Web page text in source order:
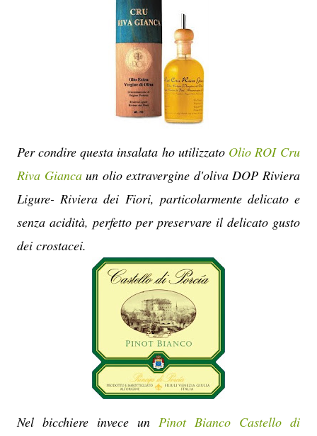
Per condire questa insalata ho utilizzato Olio ROI Cru
Riva Giancaun olio extravergine d'oliva DOP Riviera
Ligure- Riviera dei Fiori, particolarmente delicato e
senza acidità, perfetto per preservare il delicato gusto
dei crostacei.
Nel bicchiere invece un Pinot Bianco Castello di